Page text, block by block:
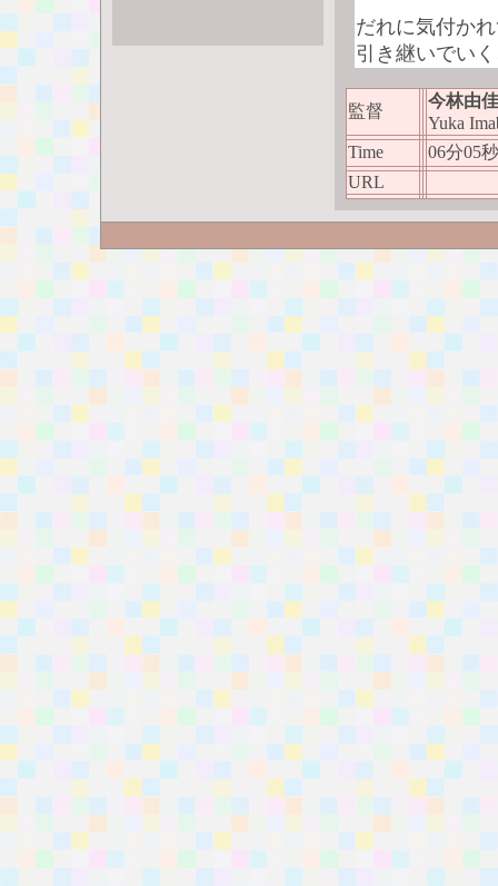
だれに気付か
引き継いでい
監督
今林由佳
Yuka
Time
06分05秒
URL